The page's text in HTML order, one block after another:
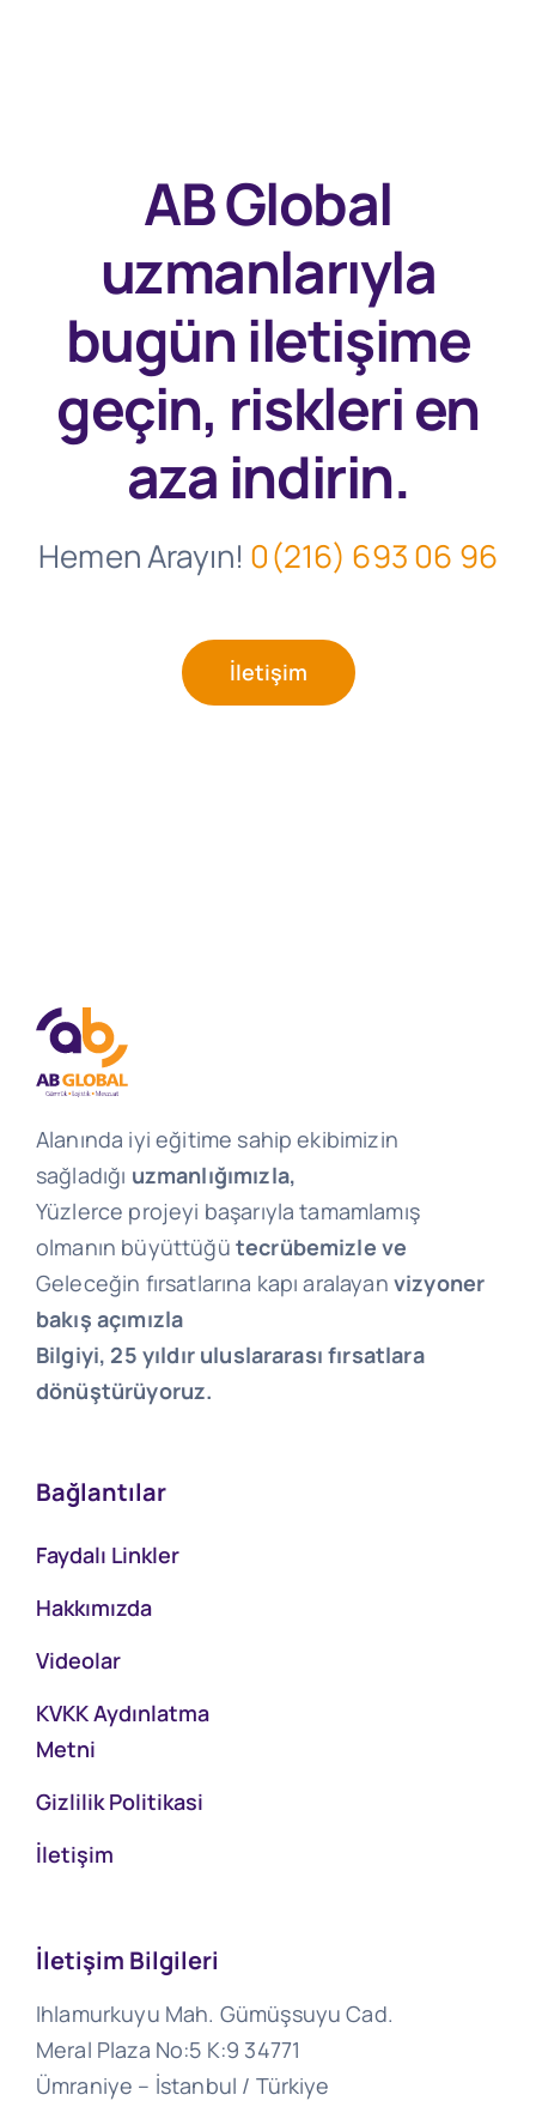
AB Global
uzmanlarıyla
bugüniletişime
geçin, riskleri en
aza indirin.
Hemen Arayın! 0(216) 693 06 96
İletişim
Alanında iyi eğitime sahip ekibimizin
sağladığı uzmanlığımızla,
Yüzlerce projeyi başarıyla tamamlamış
olmanın büyüttüğü tecrübemizle ve
Geleceğin fırsatlarına kapı aralayan vizyoner
bakış açımızla
Bilgiyi, 25 yıldır uluslararası fırsatlara
dönüştürüyoruz.
Bağlantılar
Faydalı Linkler
Hakkımızda
Videolar
KVKK Aydınlatma
Metni
Gizlilik Politikasi
İletişim
İletişim Bilgileri
Ihlamurkuyu Mah. Gümüşsuyu Cad.
Meral Plaza No:5 K:9 34771
Ümraniye – İstanbul / Türkiye